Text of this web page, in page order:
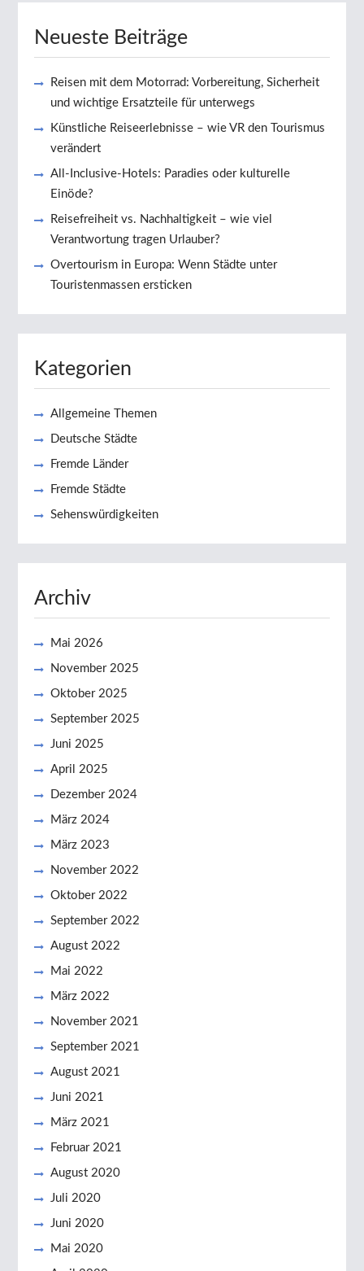
Neueste Beiträge
Reisen mit dem Motorrad: Vorbereitung, Sicherheit
und wichtige Ersatzteile für unterwegs
Künstliche Reiseerlebnisse – wie VR den Tourismus
verändert
All-Inclusive-Hotels: Paradies oder kulturelle
Einöde?
Reisefreiheit vs. Nachhaltigkeit – wie viel
Verantwortung tragen Urlauber?
Overtourism in Europa: Wenn Städte unter
Touristenmassen ersticken
Kategorien
Allgemeine Themen
Deutsche Städte
Fremde Länder
Fremde Städte
Sehenswürdigkeiten
Archiv
Mai 2026
November 2025
Oktober 2025
September 2025
Juni 2025
April 2025
Dezember 2024
März 2024
März 2023
November 2022
Oktober 2022
September 2022
August 2022
Mai 2022
März 2022
November 2021
September 2021
August 2021
Juni 2021
März 2021
Februar 2021
August 2020
Juli 2020
Juni 2020
Mai 2020